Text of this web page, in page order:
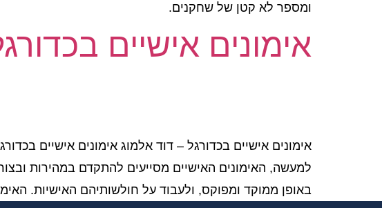
ומספר לא קטן של שחקנים.
אימונים אישיים
אימונים אישיים בכדורגל – דוד אלמוג אימונים אישיים
למעשה, האימונים האישיים מסייעים להתקדם במהירות
באופן ממוקד ומפוקס, ולעבוד על חולשותיהם האישיות.